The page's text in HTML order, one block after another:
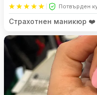
Потвърден
Страхотнен маникюр ❤️